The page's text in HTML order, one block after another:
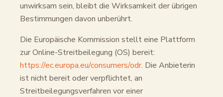
unwirksam sein, bleibt die Wirksamkeit der übrigen
Bestimmungen davon unberührt.
Die Europäische Kommission stellt eine Plattform
zur Online-Streitbeilegung (OS) bereit:
https://ec.europa.eu/consumers/odr. Die Anbieterin
ist nicht bereit oder verpflichtet, an
Streitbeilegungsverfahren vor einer